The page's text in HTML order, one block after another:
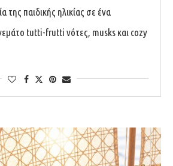
της παιδικής ηλικίας σε ένα
tutti-frutti νότες, musks και cozy